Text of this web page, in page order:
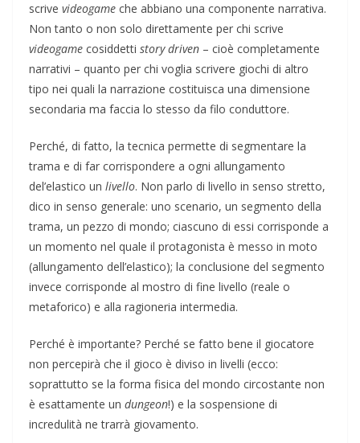
scrive videogame che abbiano una componente narrativa.
Non tanto o non solo direttamente per chi scrive
videogame cosiddetti story driven – cioè completamente
narrativi – quanto per chi voglia scrivere giochi di altro
tipo nei quali la narrazione costituisca una dimensione
secondaria ma faccia lo stesso da filo conduttore.
Perché, di fatto, la tecnica permette di segmentare la
trama e di far corrispondere a ogni allungamento
del’elastico un livello. Non parlo di livello in senso stretto,
dico in senso generale: uno scenario, un segmento della
trama, un pezzo di mondo; ciascuno di essi corrisponde a
un momento nel quale il protagonista è messo in moto
(allungamento dell’elastico); la conclusione del segmento
invece corrisponde al mostro di fine livello (reale o
metaforico) e alla ragioneria intermedia.
Perché è importante? Perché se fatto bene il giocatore
non percepirà che il gioco è diviso in livelli (ecco:
soprattutto se la forma fisica del mondo circostante non
è esattamente un dungeon!) e la sospensione di
incredulità ne trarrà giovamento.